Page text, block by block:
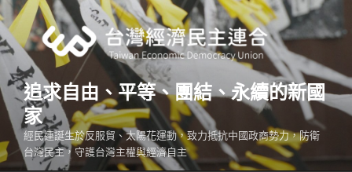
跳
至
主
內
容
追求自由、平等、團結、永續的新國
家
經民連誕生於反服貿、太陽花運動，致力抵抗中國政商勢力，防衛
台灣民主，守護台灣主權與經濟自主